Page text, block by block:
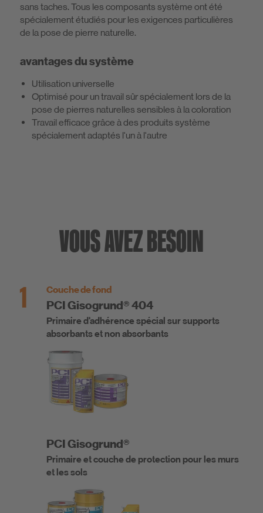
sans taches. Tous les composants système ont été
spécialement étudiés pour les exigences particulières
de la pose de pierre naturelle.
avantages du système
Utilisation universelle
Optimisé pour un travail sûr spécialement lors de la
pose de pierres naturelles sensibles à la coloration
Travail efficace grâce à des produits système
spécialement adaptés l'un à l'autre
VOUS AVEZ BESOIN
1 Couche de fond
PCI Gisogrund® 404
Primaire d'adhérence spécial sur supports
absorbants et non absorbants
PCI Gisogrund®
Primaire et couche de protection pour les murs
et les sols